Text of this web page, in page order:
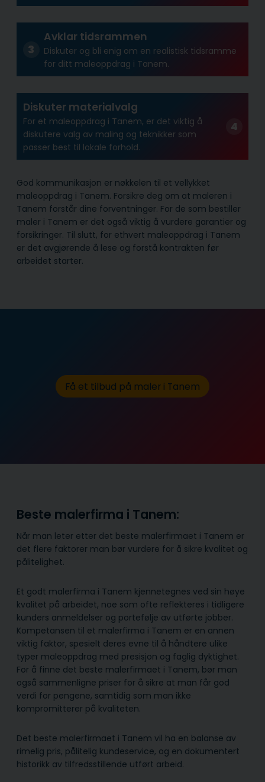
Avklar tidsrammen
Diskuter og bli enig om en realistisk tidsramme
for ditt maleoppdrag i Tanem.
Diskuter materialvalg
For et maleoppdrag i Tanem, er det viktig å
diskutere valg av maling og teknikker som
passer best til lokale forhold.
God kommunikasjon er nøkkelen til et vellykket
maleoppdrag i Tanem. Forsikre deg om at maleren i
Tanem forstår dine forventninger. For de som bestiller
maler i Tanem er det også viktig å vurdere garantier og
forsikringer. Til slutt, for ethvert maleoppdrag i Tanem
er det avgjørende å lese og forstå kontrakten før
arbeidet starter.
Få et tilbud på maler i Tanem
Beste malerfirma i Tanem:
Når man leter etter det beste malerfirmaet i Tanem er
det flere faktorer man bør vurdere for å sikre kvalitet og
pålitelighet.
Et godt malerfirma i Tanem kjennetegnes ved sin høye
kvalitet på arbeidet, noe som ofte reflekteres i tidligere
kunders anmeldelser og portefølje av utførte jobber.
Kompetansen til et malerfirma i Tanem er en annen
viktig faktor, spesielt deres evne til å håndtere ulike
typer maleoppdrag med presisjon og faglig dyktighet.
For å finne det beste malerfirmaet i Tanem, bør man
også sammenligne priser for å sikre at man får god
verdi for pengene, samtidig som man ikke
kompromitterer på kvaliteten.
Det beste malerfirmaet i Tanem vil ha en balanse av
rimelig pris, pålitelig kunde­service, og en dokumentert
historikk av tilfredsstillende utført arbeid.